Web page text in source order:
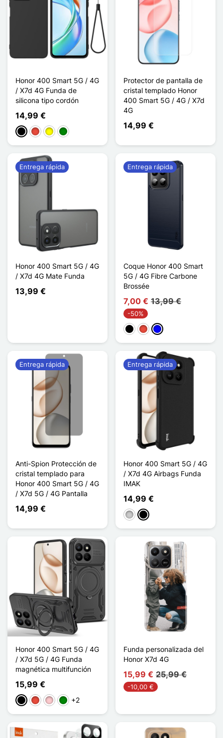
Honor 400 Smart 5G / 4G
/ X7d 4G Funda de
silicona tipo cordón
14,99 €
NegroRojoAmarillo
Verde
Protector de pantalla de
cristal templado Honor
400 Smart 5G / 4G / X7d
4G
14,99 €
Honor 400 Smart 5G / 4G
/ X7d 4G Mate Funda
13,99 €
Entrega rápida
Coque Honor 400 Smart
5G / 4G Fibre Carbone
Brossée
7,00 € 13,99 €
-50%
NegroRojoAzul
Entrega rápida
Anti-Spion Protección de
cristal templado para
Honor 400 Smart 5G / 4G
/ X7d 5G / 4G Pantalla
14,99 €
Entrega rápida
Honor 400 Smart 5G / 4G
/ X7d 4G Airbags Funda
IMAK
14,99 €
Transparente
Noir Mat
Entrega rápida
Honor 400 Smart 5G / 4G
/ X7d 5G / 4G Funda
magnética multifunción
15,99 €
NegroRojoRosaVerde
+2
Funda personalizada del
Honor X7d 4G
15,99 € 25,99 €
-10,00 €